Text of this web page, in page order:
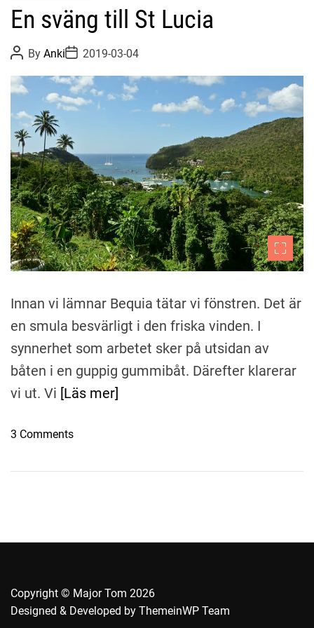
En sväng till St Lucia
P
o
s
t
A
t
h
o
r
By AnkiP
o
s
t
D
a
2019-03-04
Innan vi lämnar Bequia tätar vi fönstren. Det är
en smula besvärligt i den friska vinden. I
synnerhet som arbetet sker på utsidan av
båten i en guppig gummibåt. Därefter klarerar
vi ut. Vi [Läs mer]
3 Commentso
E
t
i
Copyright © Major Tom 2026
Designed & Developed by ThemeinWP Team